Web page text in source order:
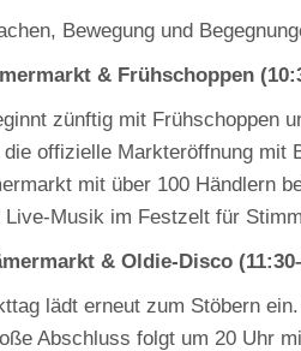
Bewegung und
& Frühschoppen
zünftig mit Frühschoppen
offizielle Markteröffnung mit
mit über 100 Händlern
im Festzelt für
& Oldie‑Disco
lädt erneut zum Stöbern
Abschluss folgt um 20 Uhr